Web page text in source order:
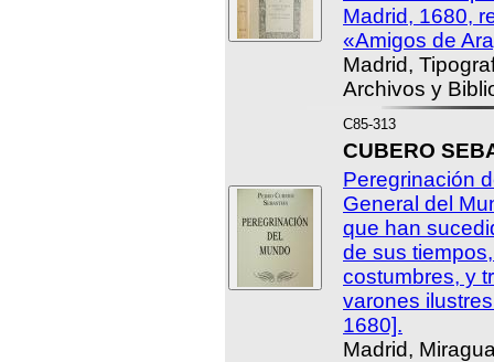
Madrid, 1680,
«Amigos de
Madrid,
Archivos y
C85-313
CUBERO
Peregrinación
General del
que han
de sus
costumbres, y
varones
1680].
Madrid,